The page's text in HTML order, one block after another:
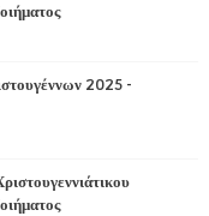
2025 -